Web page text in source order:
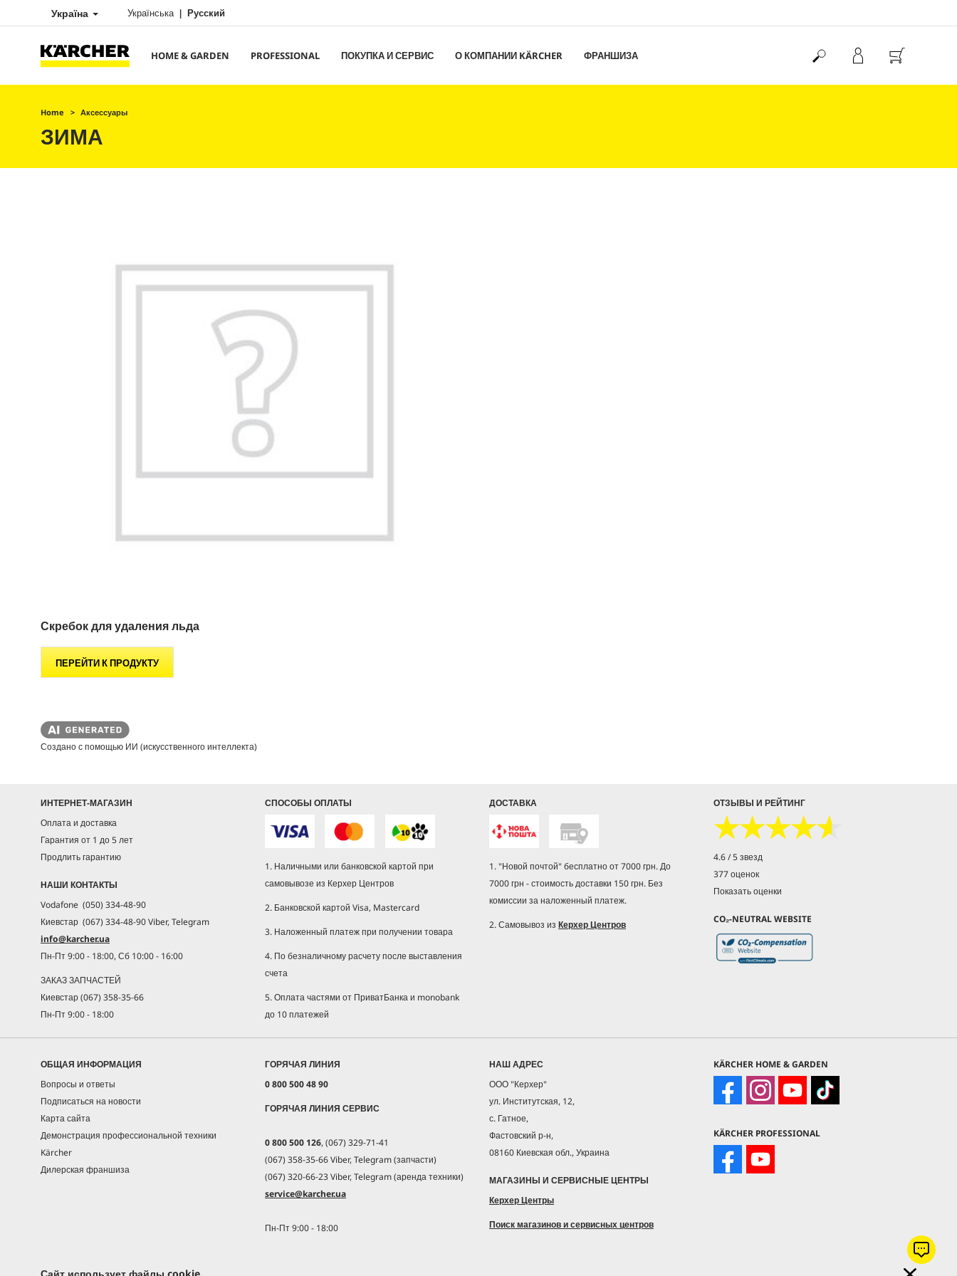
Україна Українська Русский
HOME & GARDEN PROFESSIONAL ПОКУПКА И СЕРВИС О КОМПАНИИ KÄRCHER ФРАНШИЗА
Home Аксессуары
ЗИМА
Скребок для удаления льда
ПЕРЕЙТИ К ПРОДУКТУ
Создано с помощью ИИ (искусственного интеллекта)
ИНТЕРНЕТ-МАГАЗИН
Оплата и доставка
Гарантия от 1 до 5 лет
Продлить гарантию
НАШИ КОНТАКТЫ
Vodafone (050) 334-48-90
Киевстар (067) 334-48-90 Viber, Telegram
info@karcher.ua
Пн-Пт 9:00 - 18:00, Сб 10:00 - 16:00
ЗАКАЗ ЗАПЧАСТЕЙ
Киевстар (067) 358-35-66
Пн-Пт 9:00 - 18:00
СПОСОБЫ ОПЛАТЫ
1. Наличными или банковской картой при
самовывозе из Керхер Центров
2. Банковской картой Visa, Mastercard
3. Наложенный платеж при получении товара
4. По безналичному расчету после выставления
счета
5. Оплата частями от ПриватБанка и monobank
до 10 платежей
ДОСТАВКА
1. "Новой почтой" бесплатно от 7000 грн. До
7000 грн - стоимость доставки 150 грн. Без
комиссии за наложенный платеж.
2. Самовывоз из Керхер Центров
ОТЗЫВЫ И РЕЙТИНГ
★★★★★
★★★★★
4.6 / 5 звезд
377 оценок
Показать оценки
CO₂-NEUTRAL WEBSITE
ОБЩАЯ ИНФОРМАЦИЯ
Вопросы и ответы
Подписаться на новости
Карта сайта
Демонстрация профессиональной техники
Kärcher
Дилерская франшиза
ГОРЯЧАЯ ЛИНИЯ
0 800 500 48 90
ГОРЯЧАЯ ЛИНИЯ СЕРВИС
0 800 500 126, (067) 329-71-41
(067) 358-35-66 Viber, Telegram (запчасти)
(067) 320-66-23 Viber, Telegram (аренда техники)
service@karcher.ua
Пн-Пт 9:00 - 18:00
НАШ АДРЕС
ООО "Керхер"
ул. Институтская, 12,
с. Гатное,
Фастовский р-н,
08160 Киевская обл., Украина
МАГАЗИНЫ И СЕРВИСНЫЕ ЦЕНТРЫ
Керхер Центры
Поиск магазинов и сервисных центров
KÄRCHER HOME & GARDEN
KÄRCHER PROFESSIONAL